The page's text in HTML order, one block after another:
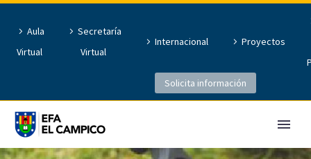
Aula
Virtual
Secretaría
Virtual
Internacional
Proyectos
Solicita información